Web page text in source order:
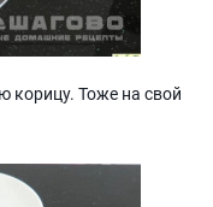
корицу. Тоже на свой